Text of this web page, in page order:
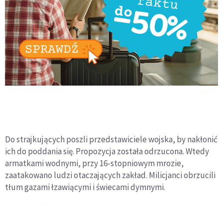
Do strajkujących poszli przedstawiciele wojska, by nakłonić
ich do poddania się. Propozycja została odrzucona. Wtedy
armatkami wodnymi, przy 16-stopniowym mrozie,
zaatakowano ludzi otaczających zakład. Milicjanci obrzucili
tłum gazami łzawiącymi i świecami dymnymi.